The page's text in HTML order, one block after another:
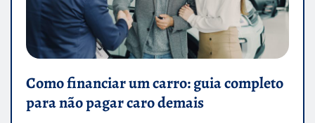
Como financiar um carro: guia completo
para não pagar caro demais